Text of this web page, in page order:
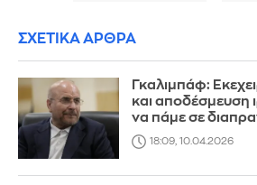
ΣΧΕΤΙΚΑ ΑΡΘΡΑ
Γκαλιμπάφ:
και αποδέσμευση
να πάμε σε
18:09, 10.04.2026